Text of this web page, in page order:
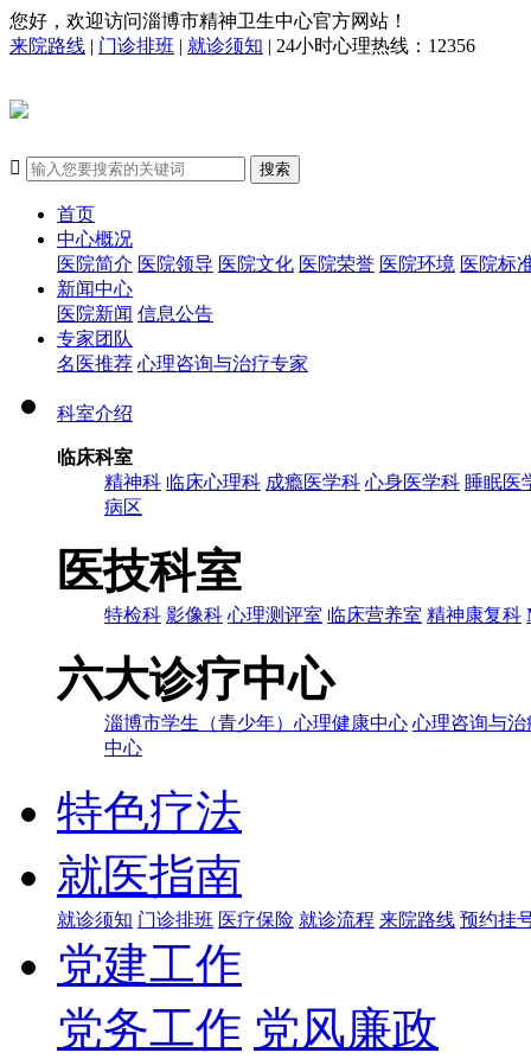
您好，欢迎访问淄博市精神卫生中心官方网站！
来院路线 | 门诊排班 | 就诊须知 | 24小时心理热线：12356
 搜索
首页
中心概况
医院简介 医院领导 医院文化 医院荣誉 医院环境 医院标
新闻中心
医院新闻 信息公告
专家团队
名医推荐 心理咨询与治疗专家
科室介绍
临床科室
精神科 临床心理科 成瘾医学科 心身医学科 睡眠医
病区
医技科室
特检科 影像科 心理测评室 临床营养室 精神康复科
六大诊疗中心
淄博市学生（青少年）心理健康中心 心理咨询与治
中心
特色疗法
就医指南
就诊须知 门诊排班 医疗保险 就诊流程 来院路线 预约挂
党建工作
党务工作 党风廉政